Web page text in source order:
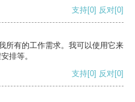
支持[0] 反对[0]
所有的工作需求。我可以使用它来
排等。
支持[0] 反对[0]